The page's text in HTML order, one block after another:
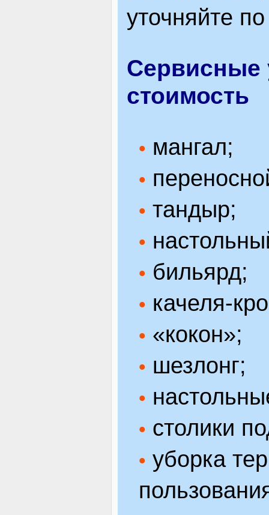
уточняйте
Сервисные
стоимость
• мангал;
•
• тандыр;
•
• бильярд;
• качеля-
• «кокон»;
• шезлонг;
•
• столики
• уборка